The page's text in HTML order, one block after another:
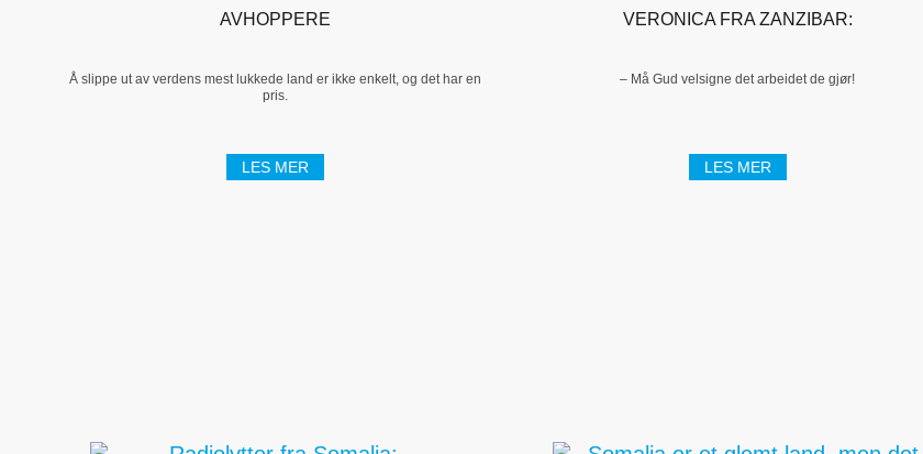
AVHOPPERE
Å slippe ut av verdens mest lukkede land er ikke enkelt, og det har en
pris.
LES MER
VERONICA FRA ZANZIBAR:
– Må Gud velsigne det arbeidet de gjør!
LES MER